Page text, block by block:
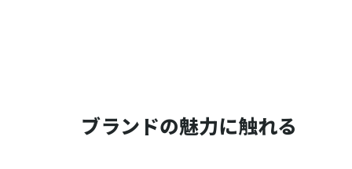
ブランドの魅力に触れる